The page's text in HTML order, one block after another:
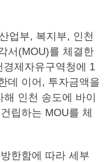
업부, 복지부, 인천
서(MOU)를 체결한
제자유구역청에 1
데 이어, 투자금액을
인천 송도에 바이
립하는 MOU를 체
한함에 따라 세부